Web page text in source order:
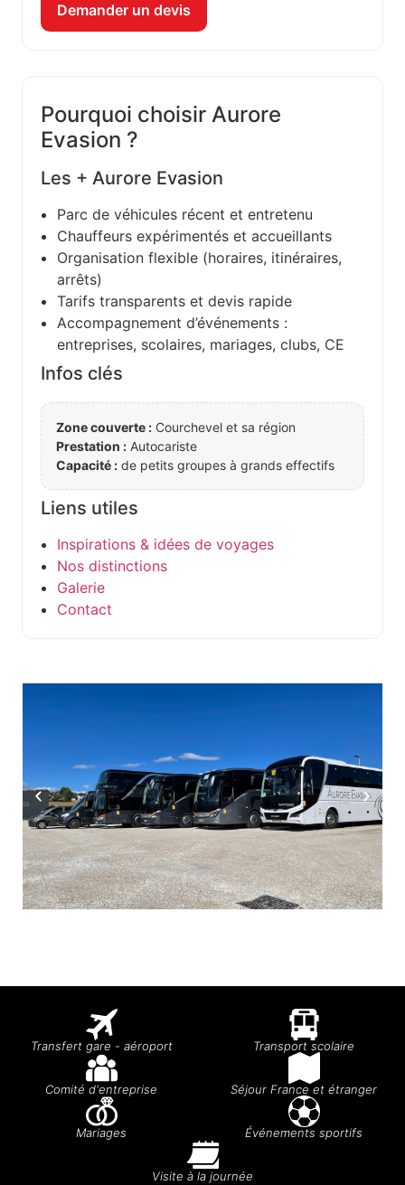
Demander un devis
Pourquoi choisir Aurore
Evasion ?
Les + Aurore Evasion
Parc de véhicules récent et entretenu
Chauffeurs expérimentés et accueillants
Organisation flexible (horaires, itinéraires,
arrêts)
Tarifs transparents et devis rapide
Accompagnement d’événements :
entreprises, scolaires, mariages, clubs, CE
Infos clés
Zone couverte : Courchevel et sa région
Prestation : Autocariste
Capacité : de petits groupes à grands effectifs
Liens utiles
Inspirations & idées de voyages
Nos distinctions
Galerie
Contact
Transfert gare - aéroport Transport scolaire
Comité d'entreprise Séjour France et étranger
Mariages Événements sportifs
Visite à la journée